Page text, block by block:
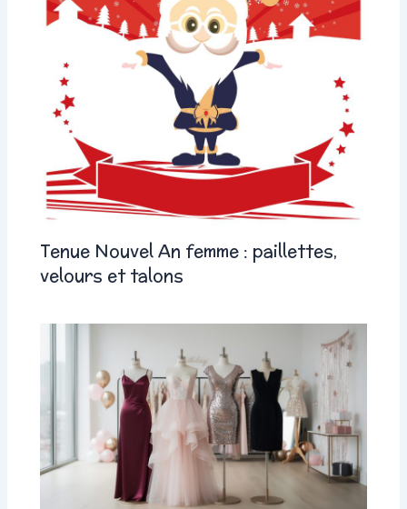
Tenue Nouvel An femme : paillettes,
velours et talons